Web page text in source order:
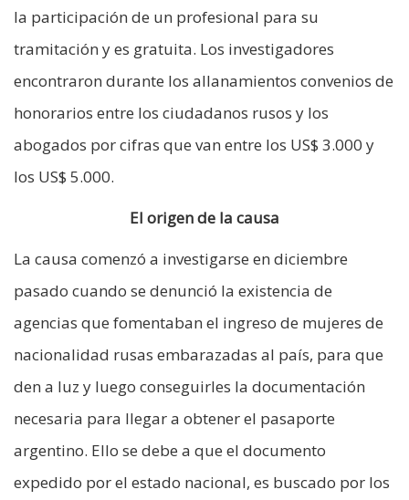
la participación de un profesional para su
tramitación y es gratuita. Los investigadores
encontraron durante los allanamientos convenios de
honorarios entre los ciudadanos rusos y los
abogados por cifras que van entre los US$ 3.000 y
los US$ 5.000.
El origen de la causa
La causa comenzó a investigarse en diciembre
pasado cuando se denunció la existencia de
agencias que fomentaban el ingreso de mujeres de
nacionalidad rusas embarazadas al país, para que
den a luz y luego conseguirles la documentación
necesaria para llegar a obtener el pasaporte
argentino. Ello se debe a que el documento
expedido por el estado nacional, es buscado por los